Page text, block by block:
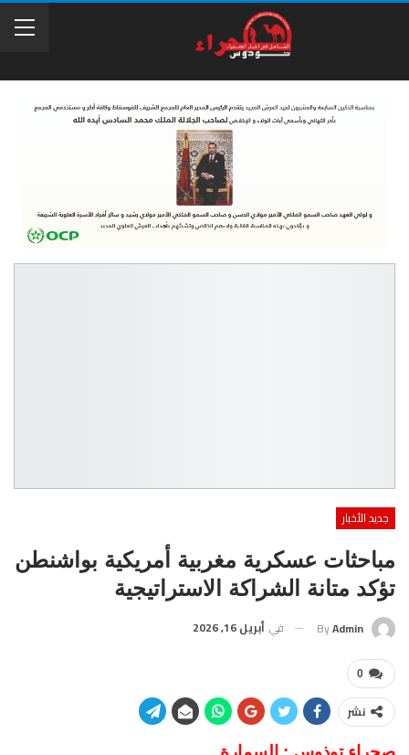
جديد الأخبار
مباحثات عسكرية مغربية أمريكية بواشنطن
تؤكد متانة الشراكة الاستراتيجية
ByAdmin في أبريل 16, 2026
0
نشر